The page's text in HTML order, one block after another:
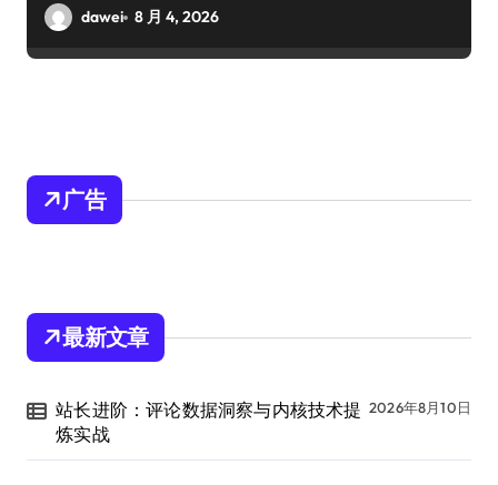
dawei 8 月 4, 2026
广告
最新文章
站长进阶：评论数据洞察与内核技术提
炼实战
2026年8月10日